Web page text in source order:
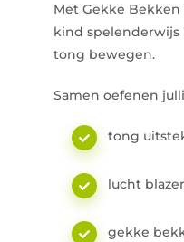
Met Gekke
kind
tong bewegen.
Samen oefenen
tong
lucht
gekke